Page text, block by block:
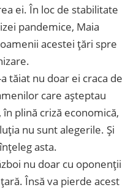
ei. În loc de stabilitate
pandemice, Maia
acestei țări spre
tăiat nu doar ei craca de
care așteptau
plină criză economică,
nu sunt alegerile. Și
asta.
nu doar cu oponenții
Însă va pierde acest